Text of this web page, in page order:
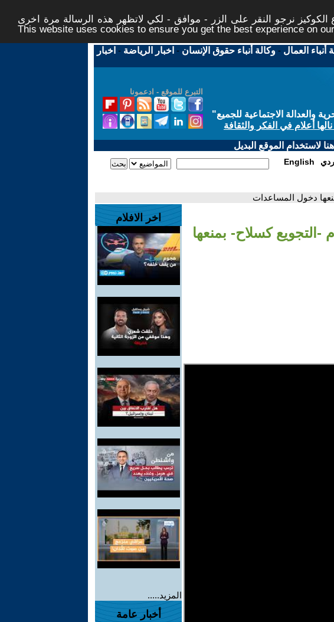
نرجو النقر على الزر - موافق - لكي لاتظهر هذه الرسالة مرة اخرى -
This website uses cookies to ensure you get the best experience on
أنباء العمال -وكالة أنباء حقوق الإنسان - اخبار الرياضة - اخبار
التبرع للموقع - ادعمونا
الاجتماعية للجميع"
أعلام في الفكر والثقافة
لاستخدام الموقع البديل
English
دخول المساعدات
كسلاح- بمنعها
اخر الافلام
المزيد.....
أخبار عامة